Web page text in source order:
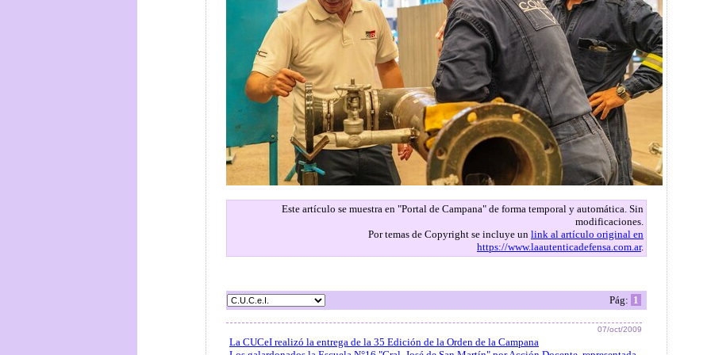
Este artículo se muestra en "Portal de Campana" de forma temporal y automática. Sin
modificaciones.
Por temas de Copyright se incluye un link al artículo original en
https://www.laautenticadefensa.com.ar.
Pág: 1
07/oct/2009
La CUCeI realizó la entrega de la 35 Edición de la Orden de la Campana